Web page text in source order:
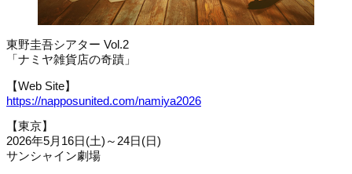
東野圭吾シアター Vol.2
「ナミヤ雑貨店の奇蹟」
【Web Site】
https://napposunited.com/namiya2026
【東京】
2026年5月16日(土)～24日(日)
サンシャイン劇場